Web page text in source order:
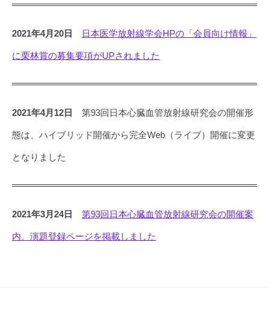
2021年4月20日 日本医学放射線学会HPの「会員向け情報」
に栗林賞の募集要項がUPされました
2021年4月12日 第93回日本心臓血管放射線研究会の開催形
態は、ハイブリッド開催から完全Web（ライブ）開催に変更
となりました
2021年3月24日 第93回日本心臓血管放射線研究会の開催案
内、演題登録ページを掲載しました